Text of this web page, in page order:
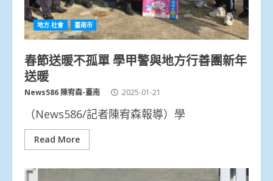
地方.社會 臺南市
春節送暖不孤單 學甲警與地方行善團新年
送暖
News586 陳宥森-臺南 2025-01-21
（News586/記者陳宥森報導）學
Read More